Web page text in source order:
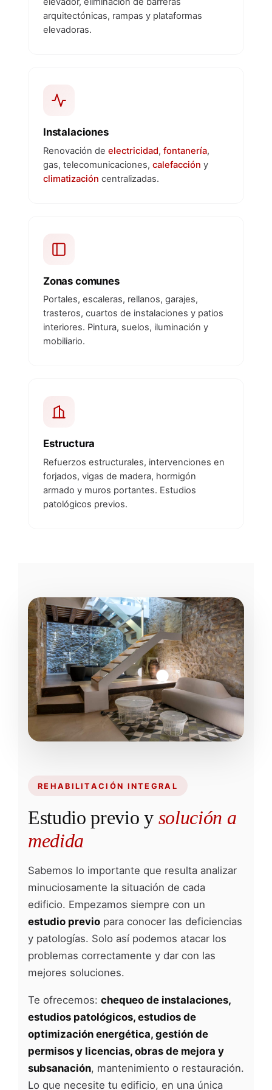
arquitectónicas, rampas y plataformas
elevadoras.
Instalaciones
Renovación de electricidad, fontanería,
gas, telecomunicaciones, calefacción y
climatización centralizadas.
Zonas comunes
Portales, escaleras, rellanos, garajes,
trasteros, cuartos de instalaciones y patios
interiores. Pintura, suelos, iluminación y
mobiliario.
Estructura
Refuerzos estructurales, intervenciones en
forjados, vigas de madera, hormigón
armado y muros portantes. Estudios
patológicos previos.
REHABILITACIÓN INTEGRAL
Estudio previo y solución a
medida
Sabemos lo importante que resulta analizar
minuciosamente la situación de cada
edificio. Empezamos siempre con un
estudio previo para conocer las deficiencias
y patologías. Solo así podemos atacar los
problemas correctamente y dar con las
mejores soluciones.
Te ofrecemos: chequeo de instalaciones,
estudios patológicos, estudios de
optimización energética, gestión de
permisos y licencias, obras de mejora y
subsanación, mantenimiento o restauración.
Lo que necesite tu edificio, en una única